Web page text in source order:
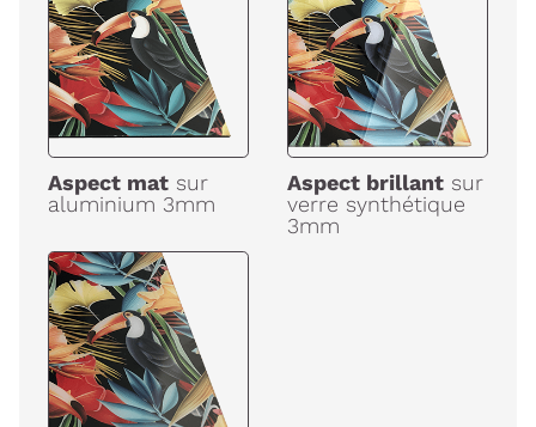
Aspect mat sur
aluminium 3mm
Aspect brillant sur
verre synthétique
3mm